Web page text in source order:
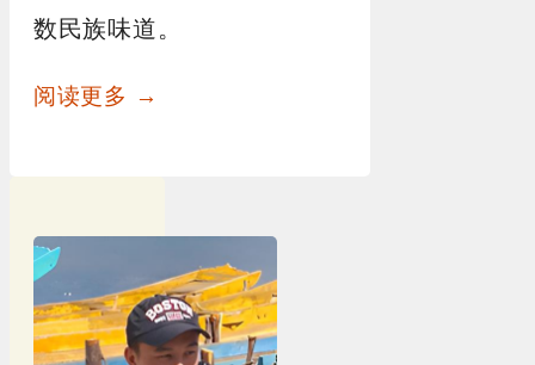
数民族味道。
阅读更多 →